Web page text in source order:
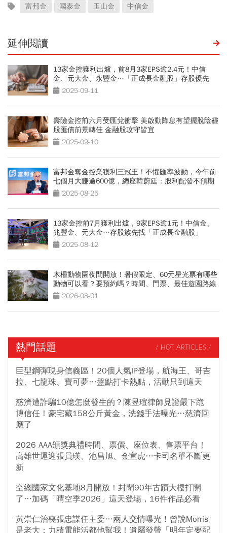
富邦金 國泰金 玉山金 中信金
延伸閱讀
13家金控獲利出爐，前8月3家EPS逾2.4元！中信
金、元大金、永豐金…「正成長金融股」存股優先
2025-09-11
壽險金控前六月受匯兌衝擊 美啟動降息有望擺脫陰霾
股匯債前景轉佳 金融股攻守皆宜
2025-09-10
富邦金奪金控業獲利三冠王！不懼匯率波動，今年前
七個月大賺逾600億，總座韓蔚廷：股利配發不預期
比今年差
2025-08-25
13家金控前7月獲利出爐，9家EPS逾1元！中信金、
兆豐金、元大金…存股族先找「正成長金融股」
2025-08-12
木柵動物園夜間開放！暑假限定、60元星光票有哪些
動物可以看？要預約嗎？時間、門票、最佳遊園路線
總整理
2026-08-01
熱門話題 / HOT ARTICLES /
巨型鋼彈現身信義區！20個人氣IP登場，航海王、哥吉
拉、七龍珠、寶可夢…盤點打卡熱點，活動只到這天
慈濟遭詐騙10億怎麼發生的？陳昱瑄律師見證嚴下跪
博信任！豪宅藏158公斤黃金，洗錢手法曝光…慈濟回
應了
2026 AAA頒獎典禮時間、票價、座位表、售票平台！
高雄世運迎張員瑛、池昌旭、金宣虎…卡司名單不斷更
新
空總國家文化基地8月開放！封閉90年古蹟大樓打開
了…加碼「晴空季2026」這天登場，16件作品必看
黃崇仁治喪張忠謀任主委…兩人交情曝光！曾說Morris
是老大：力積電能活都他幫我！遺屬發聲「明年定要配